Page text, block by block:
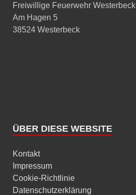
Freiwillige Feuerwehr Westerbeck
Am Hagen 5
38524 Westerbeck
ÜBER DIESE WEBSITE
Kontakt
Impressum
Cookie-Richtlinie
Datenschutzerklärung